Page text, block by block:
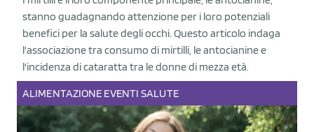
stanno guadagnando attenzione per i loro potenziali
benefici per la salute degli occhi. Questo articolo indaga
l'associazione tra consumo di mirtilli, le antocianine e
l'incidenza di cataratta tra le donne di mezza età.
ALIMENTAZIONE EVENTI SALUTE